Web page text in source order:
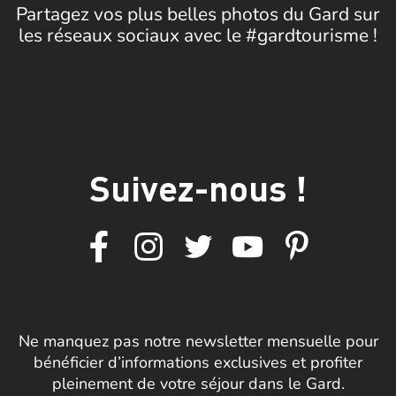
Partagez vos plus belles photos du Gard sur
les réseaux sociaux avec le #gardtourisme !
Suivez-nous !
Ne manquez pas notre newsletter mensuelle pour
bénéficier d’informations exclusives et profiter
pleinement de votre séjour dans le Gard.